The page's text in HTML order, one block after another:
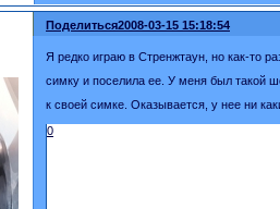
Поделиться2008-03-15 15:18:54
Я редко играю в Стренжтаун, но как-то
симку и поселила ее. У меня был такой
к своей симке. Оказывается, у нее ни
0